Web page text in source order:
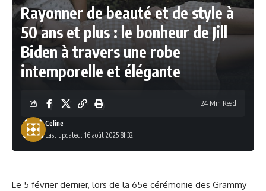
Rayonner de beauté et de style à
50 ans et plus : le bonheur de Jill
Biden à travers une robe
intemporelle et élégante
Last updated: 16 août 2025 8h32
Celine
24 Min Read
Le 5 février dernier, lors de la 65e cérémonie des Grammy